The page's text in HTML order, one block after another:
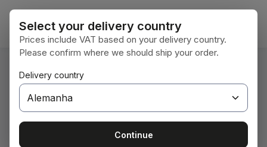
Ir para o conteúdo principal
Você está aqui: Home
Select your delivery country
Prices include VAT based on your delivery country.
Please confirm where we should ship your order.
Delivery country
Continue